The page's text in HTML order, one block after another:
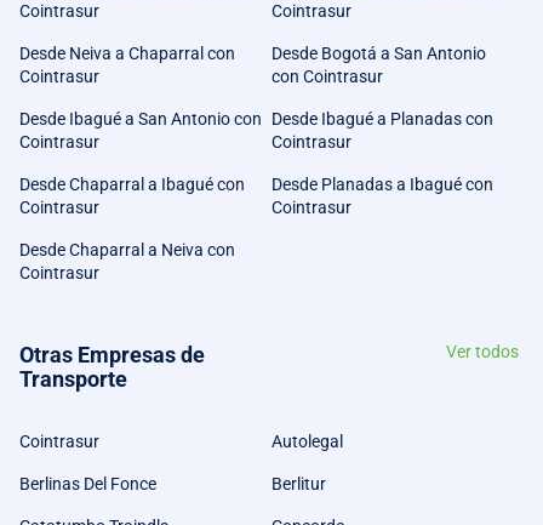
Cointrasur
Cointrasur
Desde Neiva a Chaparral con
Cointrasur
Desde Bogotá a San Antonio
con Cointrasur
Desde Ibagué a San Antonio con
Cointrasur
Desde Ibagué a Planadas con
Cointrasur
Desde Chaparral a Ibagué con
Cointrasur
Desde Planadas a Ibagué con
Cointrasur
Desde Chaparral a Neiva con
Cointrasur
Otras Empresas de
Transporte
Ver todos
Cointrasur Autolegal
Berlinas Del Fonce Berlitur